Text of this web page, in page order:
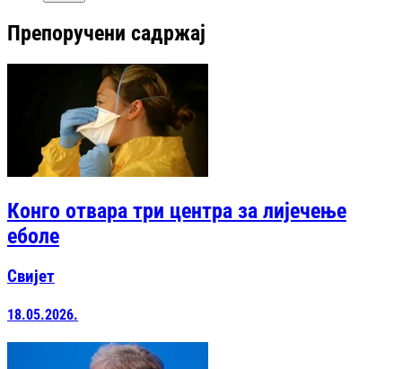
Препоручени садржај
Конго отвара три центра за лијечење
еболе
Свијет
18.05.2026.